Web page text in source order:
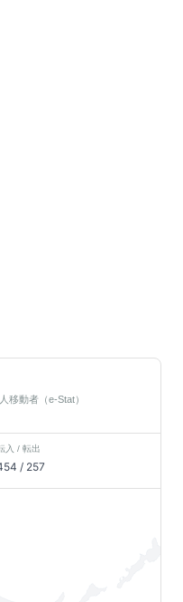
移動者（e-Stat）
入 / 転出
/ 257